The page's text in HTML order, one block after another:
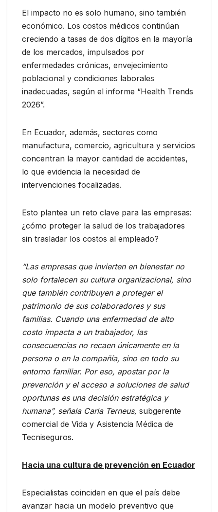
El impacto no es solo humano, sino también
económico. Los costos médicos continúan
creciendo a tasas de dos dígitos en la mayoría
de los mercados, impulsados por
enfermedades crónicas, envejecimiento
poblacional y condiciones laborales
inadecuadas, según el informe “Health Trends
2026”.
En Ecuador, además, sectores como
manufactura, comercio, agricultura y servicios
concentran la mayor cantidad de accidentes,
lo que evidencia la necesidad de
intervenciones focalizadas.
Esto plantea un reto clave para las empresas:
¿cómo proteger la salud de los trabajadores
sin trasladar los costos al empleado?
“Las empresas que invierten en bienestar no
solo fortalecen su cultura organizacional, sino
que también contribuyen a proteger el
patrimonio de sus colaboradores y sus
familias. Cuando una enfermedad de alto
costo impacta a un trabajador, las
consecuencias no recaen únicamente en la
persona o en la compañía, sino en todo su
entorno familiar. Por eso, apostar por la
prevención y el acceso a soluciones de salud
oportunas es una decisión estratégica y
humana”, señala Carla Terneus, subgerente
comercial de Vida y Asistencia Médica de
Tecniseguros.
Hacia una cultura de prevención en Ecuador
Especialistas coinciden en que el país debe
avanzar hacia un modelo preventivo que